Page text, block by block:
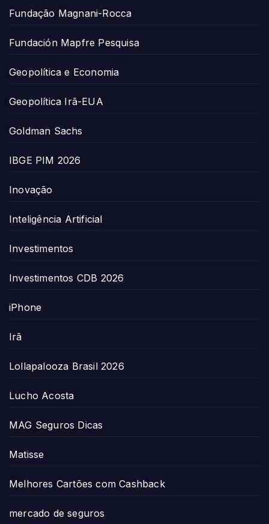
Fundação Magnani-Rocca
Fundación Mapfre Pesquisa
Geopolítica e Economia
Geopolítica Irã-EUA
Goldman Sachs
IBGE PIM 2026
Inovação
Inteligência Artificial
Investimentos
Investimentos CDB 2026
iPhone
Irã
Lollapalooza Brasil 2026
Lucho Acosta
MAG Seguros Dicas
Matisse
Melhores Cartões com Cashback
mercado de seguros